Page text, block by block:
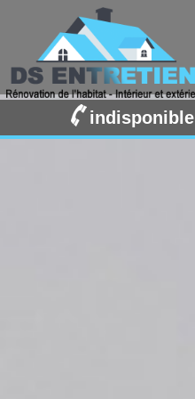
indisponible